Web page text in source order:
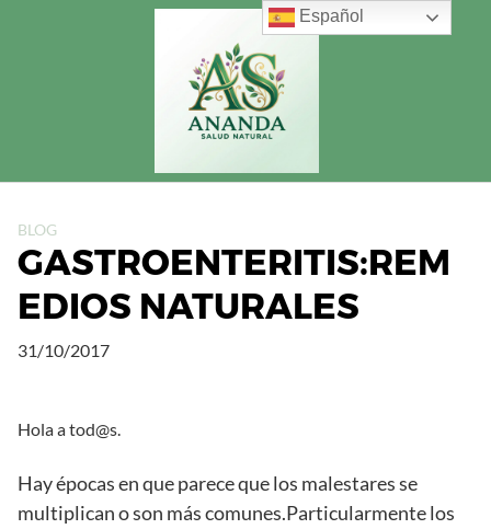
BLOG
GASTROENTERITIS:REM
EDIOS NATURALES
31/10/2017
Hola a tod@s.
Hay épocas en que parece que los malestares se
multiplican o son más comunes.Particularmente los
Español